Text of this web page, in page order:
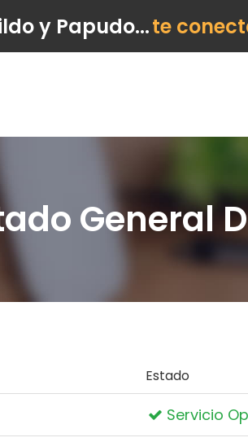
y Papudo...te
General
Estado
Servicio